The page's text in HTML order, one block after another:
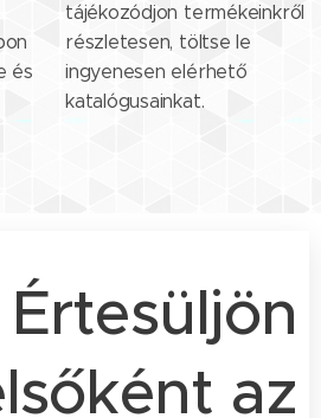
és
tájékozódjon termékeinkről
részletesen, töltse le
ingyenesen elérhető
katalógusainkat.
Értesüljön
az